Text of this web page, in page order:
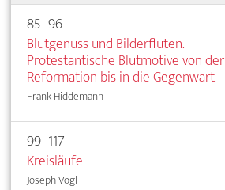
85–96
Blutgenuss und Bilderfluten.
Protestantische Blutmotive von der
Reformation bis in die Gegenwart
Frank Hiddemann
99–117
Kreisläufe
Joseph Vogl